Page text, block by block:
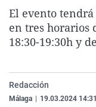
El evento tendrá
en tres horarios
18:30-19:30h y
Redacción
Málaga 19.03.2024 14:31